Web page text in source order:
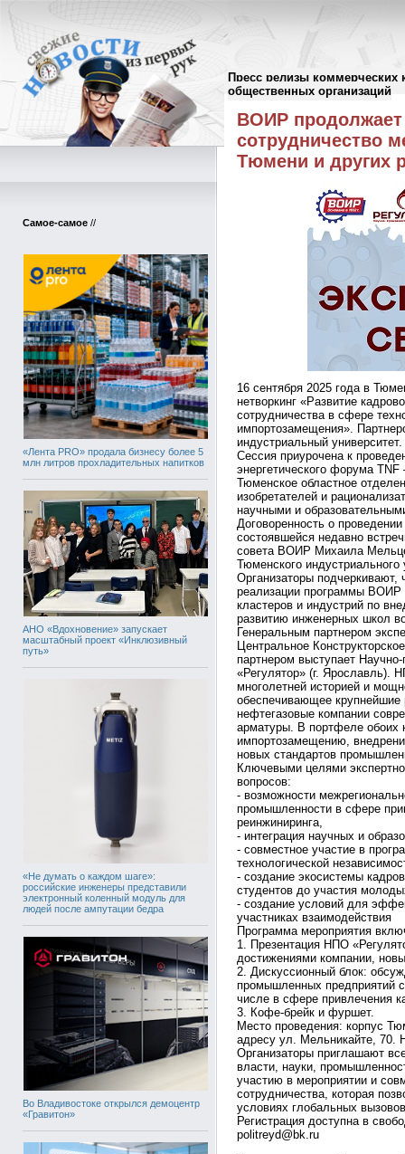
Пресс релизы коммерческих
общественных организаций
Самое-самое //
«Лента PRO» продала бизнесу более 5
млн литров прохладительных напитков
АНО «Вдохновение» запускает
масштабный проект «Инклюзивный
путь»
«Не думать о каждом шаге»:
российские инженеры представили
электронный коленный модуль для
людей после ампутации бедра
Во Владивостоке открылся демоцентр
«Гравитон»
Пресс-релизы//
ВОИР продолжает
сотрудничество
Тюмени и других
16 сентября 2025 года в
нетворкинг «Развитие
сотрудничества в сфере
импортозамещения».
индустриальный университет.
Сессия приурочена к
энергетического форума
Тюменское областное
изобретателей и
научными и
Договоренность о
состоявшейся недавно
совета ВОИР Михаила
Тюменского
Организаторы
реализации программы ВОИР
кластеров и индустрий по
развитию инженерных школ
Генеральным партнером
Центральное
партнером выступает
«Регулятор» (г. Ярославль).
многолетней историей и
обеспечивающее
нефтегазовые компании
арматуры. В портфеле
импортозамещению,
новых стандартов
Ключевыми целями
вопросов:
- возможности
промышленности в сфере
реинжиниринга,
- интеграция научных и
- совместное участие в
технологической
- создание экосистемы
студентов до участия
- создание условий для
участниках взаимодействия
Программа мероприятия
1. Презентация НПО
достижениями компании,
2. Дискуссионный блок:
промышленных предприятий
числе в сфере привлечения
3. Кофе-брейк и фуршет.
Место проведения: корпус
адресу ул. Мельникайте, 70.
Организаторы приглашают
власти, науки,
участию в мероприятии и
сотрудничества, которая
условиях глобальных
Регистрация доступна в
politreyd@bk.ru